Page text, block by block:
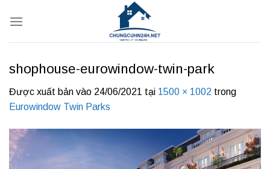
qua
shophouse-eurowindow-twin-park
Được xuất bản vào 24/06/2021 tại 1500 × 1002 trong
Eurowindow Twin Parks